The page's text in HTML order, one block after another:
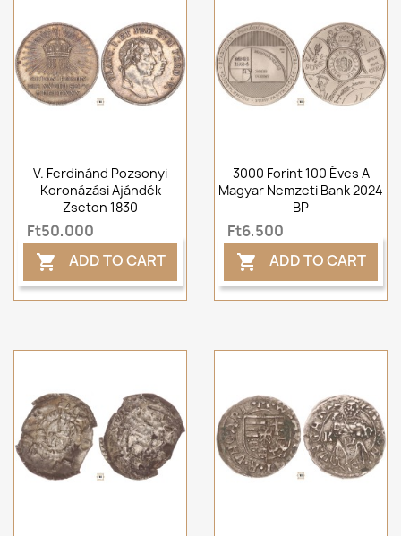
V. Ferdinánd Pozsonyi
Koronázási Ajándék
Zseton 1830
Ft50,000
 ADD TO CART
3000 Forint 100 Éves A
Magyar Nemzeti Bank 2024
BP
Ft6,500
 ADD TO CART